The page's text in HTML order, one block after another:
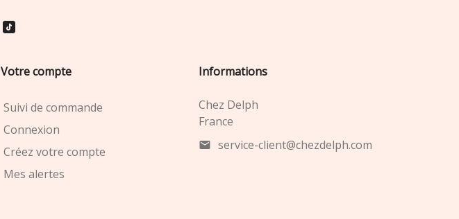
Votre compte
Suivi de commande
Connexion
Créez votre compte
Mes alertes
Informations
Chez Delph
France
mail service-client@chezdelph.com